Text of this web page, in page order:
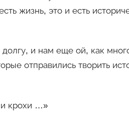
жизнь, это и есть
и нам еще ой, как
отправились творить
и крохи …»